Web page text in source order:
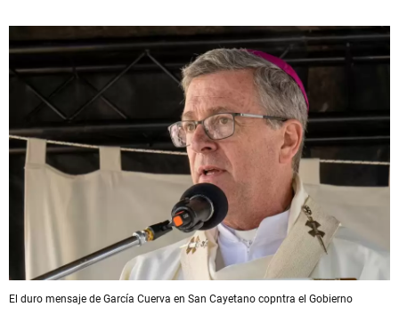
El duro mensaje de García Cuerva en San Cayetano copntra el Gobierno